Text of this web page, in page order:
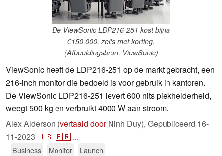
De ViewSonic LDP216-251 kost bijna
€150.000, zelfs met korting.
(Afbeeldingsbron: ViewSonic)
ViewSonic heeft de LDP216-251 op de markt gebracht, een
216-inch monitor die bedoeld is voor gebruik in kantoren.
De ViewSonic LDP216-251 levert 600 nits piekhelderheid,
weegt 500 kg en verbruikt 4000 W aan stroom.
Alex Alderson (vertaald doorNinh Duy), Gepubliceerd 16-
11-2023 🇺🇸🇫🇷 ...
Business Monitor Launch